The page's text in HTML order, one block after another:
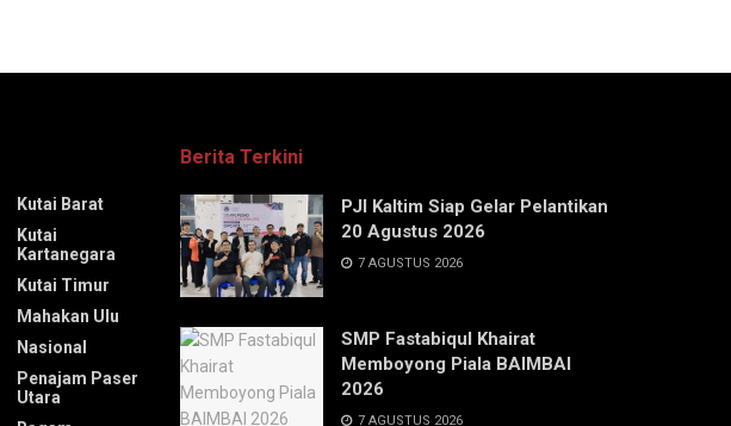
Kutai Barat
Kutai
Kartanegara
Kutai Timur
Mahakan Ulu
Nasional
Penajam Paser
Utara
Berita Terkini
PJI Kaltim Siap Gelar Pelantikan
20 Agustus 2026
7 AGUSTUS 2026
SMP Fastabiqul Khairat
Memboyong Piala BAIMBAI
2026
7 AGUSTUS 2026